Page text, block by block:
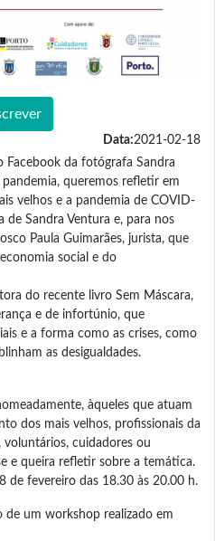
Data:2021-02-18
da fotógrafa Sandra
queremos refletir em
velhos e a pandemia de COVID-
de Sandra Ventura e, para nos
Paula Guimarães, jurista, que
social e do
do recente livro Sem Máscara,
e de infortúnio, que
e a forma como as crises, como
as desigualdades.
àqueles que atuam
dos mais velhos, profissionais da
voluntários, cuidadores ou
e queira refletir sobre a temática.
de fevereiro das 18.30 às 20.00 h.
de um workshop realizado em